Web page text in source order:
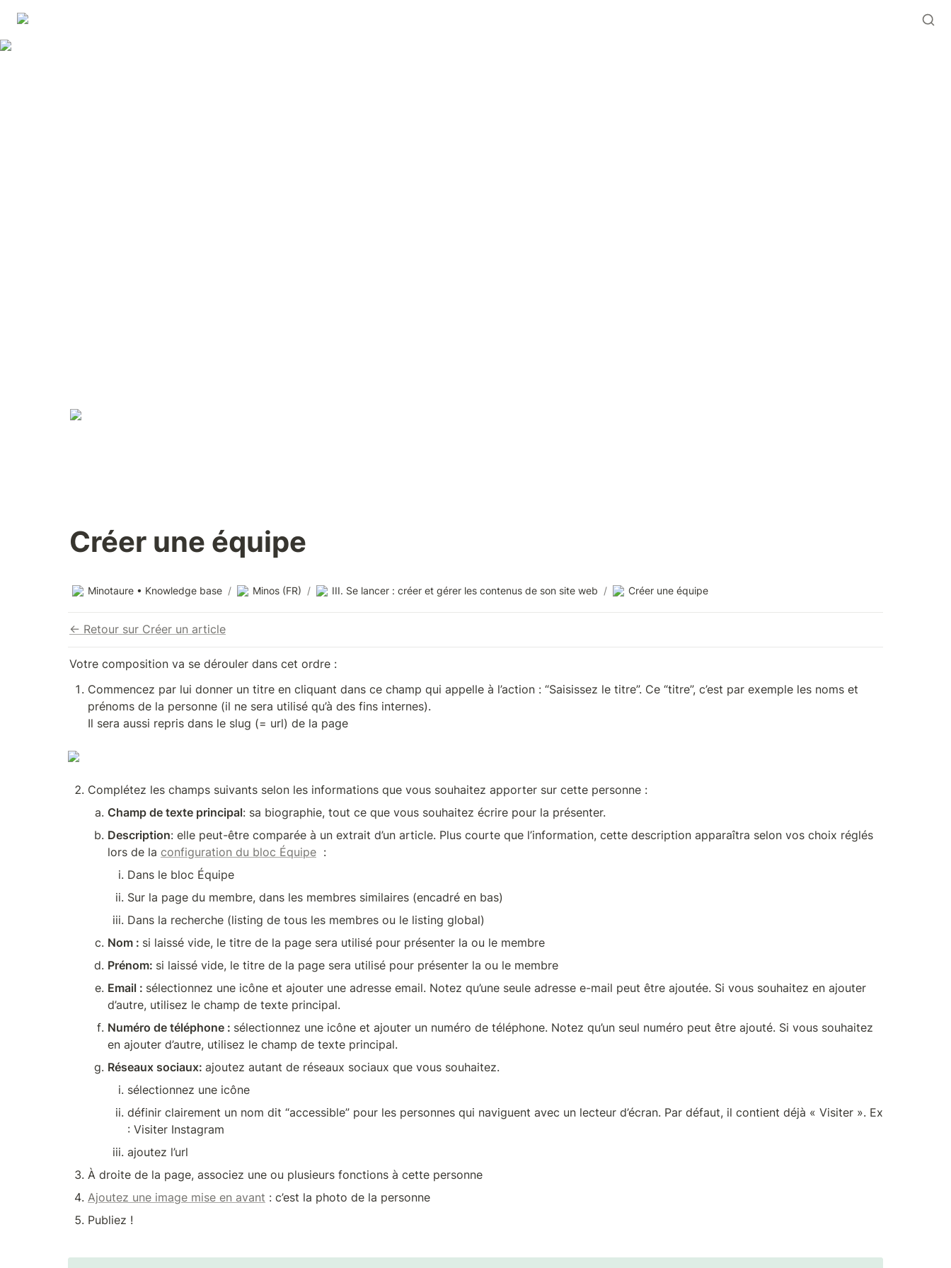
Créer une équipe
Minotaure • Knowledge base / Minos (FR) / III. Se lancer : créer et gérer les contenus de son site web / Créer une équipe
← Retour sur Créer un article
Votre composition va se dérouler dans cet ordre :
Commencez par lui donner un titre en cliquant dans ce champ qui appelle à l’action : “Saisissez le titre”. Ce “titre”, c’est par exemple les noms et
prénoms de la personne (il ne sera utilisé qu’à des fins internes).
Il sera aussi repris dans le slug (= url) de la page
Complétez les champs suivants selon les informations que vous souhaitez apporter sur cette personne :
Champ de texte principal: sa biographie, tout ce que vous souhaitez écrire pour la présenter.
Description: elle peut-être comparée à un extrait d’un article. Plus courte que l’information, cette description apparaîtra selon vos choix réglés
lors de la configuration du bloc Équipe :
Dans le bloc Équipe
Sur la page du membre, dans les membres similaires (encadré en bas)
Dans la recherche (listing de tous les membres ou le listing global)
Nom : si laissé vide, le titre de la page sera utilisé pour présenter la ou le membre
Prénom: si laissé vide, le titre de la page sera utilisé pour présenter la ou le membre
Email : sélectionnez une icône et ajouter une adresse email. Notez qu’une seule adresse e-mail peut être ajoutée. Si vous souhaitez en ajouter
d’autre, utilisez le champ de texte principal.
Numéro de téléphone : sélectionnez une icône et ajouter un numéro de téléphone. Notez qu’un seul numéro peut être ajouté. Si vous souhaitez
en ajouter d’autre, utilisez le champ de texte principal.
Réseaux sociaux: ajoutez autant de réseaux sociaux que vous souhaitez.
sélectionnez une icône
définir clairement un nom dit “accessible” pour les personnes qui naviguent avec un lecteur d’écran. Par défaut, il contient déjà « Visiter ». Ex
: Visiter Instagram
ajoutez l’url
À droite de la page, associez une ou plusieurs fonctions à cette personne
Ajoutez une image mise en avant : c’est la photo de la personne
Publiez !